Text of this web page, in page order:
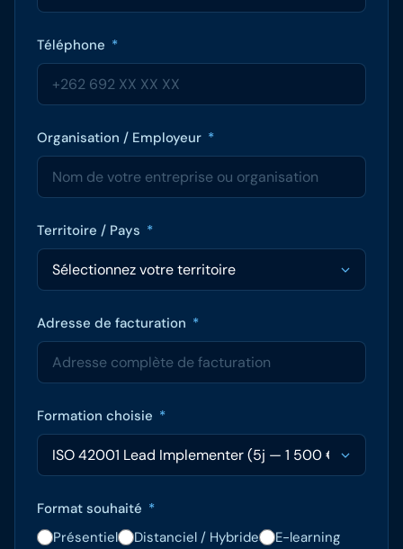
Téléphone *
Organisation / Employeur *
Territoire / Pays *
Adresse de facturation *
Formation choisie *
Format souhaité *
Présentiel
Distanciel / Hybride
E-learning